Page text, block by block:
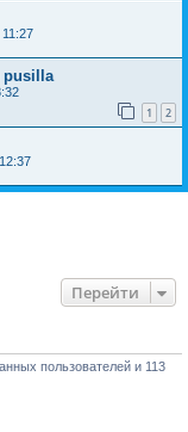
pusilla
1 2
Перейти
пользователей и 113